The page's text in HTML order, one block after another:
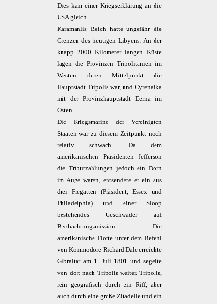
Dies kam einer Kriegserklärung an die
USA gleich.
Karamanlis Reich hatte ungefähr die
Grenzen des heutigen Libyens: An der
knapp 2000 Kilometer langen Küste
lagen die Provinzen Tripolitanien im
Westen, deren Mittelpunkt die
Hauptstadt Tripolis war, und Cyrenaika
mit der Provinzhauptstadt Derna im
Osten.
Die Kriegsmarine der Vereinigten
Staaten war zu diesem Zeitpunkt noch
relativ schwach. Da dem
amerikanischen Präsidenten Jefferson
die Tributzahlungen jedoch ein Dorn
im Auge waren, entsendete er ein aus
drei Fregatten (Präsident, Essex und
Philadelphia) und einer Sloop
bestehendes Geschwader auf
Beobachtungsmission. Die
amerikanische Flotte unter dem Befehl
von Kommodore Richard Dale erreichte
Gibraltar am 1. Juli 1801 und segelte
von dort nach Tripolis weiter. Tripolis,
rein geografisch durch ein Riff, aber
auch durch eine große Zitadelle und ein